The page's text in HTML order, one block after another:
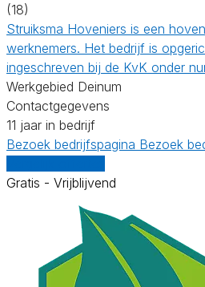
(18)
Struiksma Hoveniers is een
werknemers. Het bedrijf is
ingeschreven bij de KvK onder
Werkgebied Deinum
Contactgegevens
11 jaar in bedrijf
Bezoek bedrijfspagina Bezoek
Gratis - Vrijblijvend